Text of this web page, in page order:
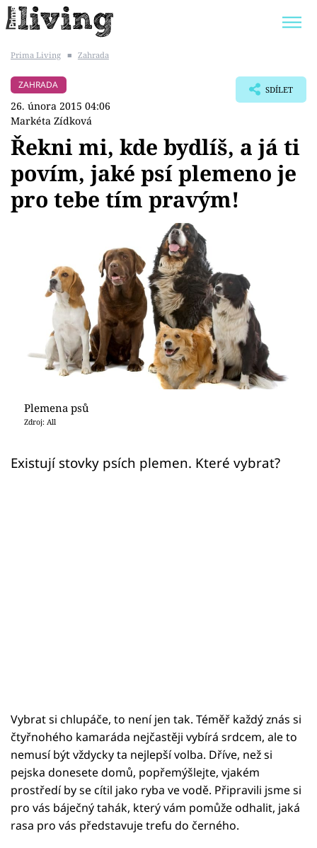
BYDLENÍ SLAVNÝCH
Témata
Bydlení
Design
Sledujte prima+
Přihlášení
Sledujte nás
Prima Living ■ Zahrada
ZAHRADA
26. února 2015 04:06
Markéta Zídková
SDÍLET
Řekni mi, kde bydlíš, a já ti
povím, jaké psí plemeno je
pro tebe tím pravým!
Plemena psů
Zdroj: All
Existují stovky psích plemen. Které vybrat?
Vybrat si chlupáče, to není jen tak. Téměř každý znás si
čtyřnohého kamaráda nejčastěji vybírá srdcem, ale to
nemusí být vždycky ta nejlepší volba. Dříve, než si
pejska donesete domů, popřemýšlejte, vjakém
prostředí by se cítil jako ryba ve vodě. Připravili jsme si
pro vás báječný tahák, který vám pomůže odhalit, jaká
rasa pro vás představuje trefu do černého.